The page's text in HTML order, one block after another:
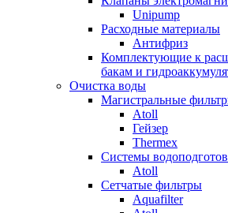
Unipump
Расходные материалы
Антифриз
Комплектующие к
бакам и
Очистка воды
Магистральные
Atoll
Гейзер
Thermex
Системы
Atoll
Сетчатые фильтры
Aquafilter